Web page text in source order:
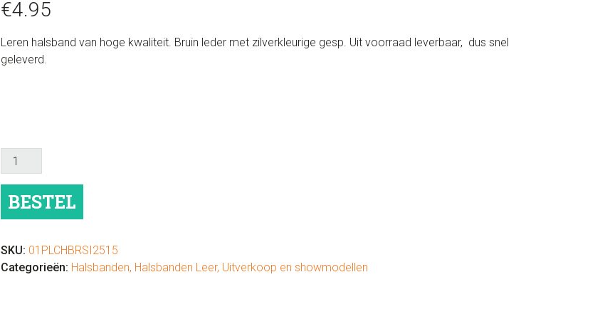
€4.95
Leren halsband van hoge kwaliteit. Bruin leder met zilverkleurige gesp. Uit voorraad leverbaar, dus snel
geleverd.
Hondenhalsband
leder
aantal
BESTEL
SKU: 01PLCHBRSI2515
Categorieën: Halsbanden, Halsbanden Leer, Uitverkoop en showmodellen